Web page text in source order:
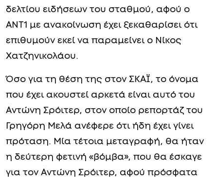
δελτίου ειδήσεων του σταθμού, αφού ο
ΑΝΤ1 με ανακοίνωση έχει ξεκαθαρίσει ότι
επιθυμούν εκεί να παραμείνει ο Νίκος
Χατζηνικολάου.
Όσο για τη θέση της στον ΣΚΑΪ, το όνομα
που έχει ακουστεί αρκετά είναι αυτό του
Αντώνη Σρόιτερ, στον οποίο ρεπορτάζ του
Γρηγόρη Μελά ανέφερε ότι ήδη έχει γίνει
πρόταση. Μία τέτοια μεταγραφή, θα ήταν
η δεύτερη φετινή «βόμβα», που θα έσκαγε
για τον Αντώνη Σρόιτερ, αφού πρόσφατα